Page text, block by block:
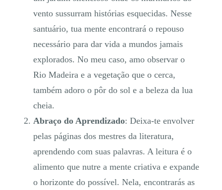
vento sussurram histórias esquecidas. Nesse
santuário, tua mente encontrará o repouso
necessário para dar vida a mundos jamais
explorados. No meu caso, amo observar o
Rio Madeira e a vegetação que o cerca,
também adoro o pôr do sol e a beleza da lua
cheia.
Abraço do Aprendizado: Deixa-te envolver
pelas páginas dos mestres da literatura,
aprendendo com suas palavras. A leitura é o
alimento que nutre a mente criativa e expande
o horizonte do possível. Nela, encontrarás as